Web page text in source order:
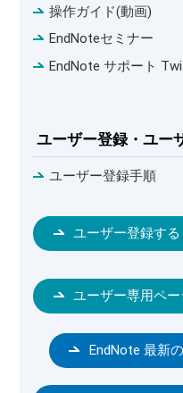
操作ガイド(動画)
EndNoteセミナー
EndNote サポート
ユーザー登録・ユー
ユーザー登録手順
ユーザー登録する
ユーザー専用ペ
EndNote 最新